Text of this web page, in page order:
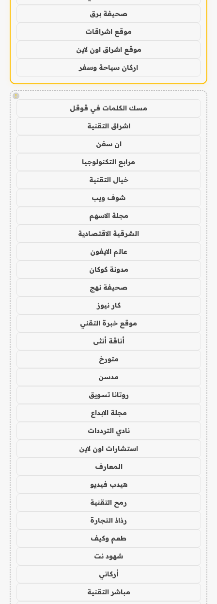
صحيفة برق
موقع اشراقات
موقع اشراق اون لاين
اركان سياحة وسفر
!
مسك الكلمات في قوقل
اشراق التقنية
ان سفن
مرابع التكنولوجيا
خيال التقنية
شوف ويب
مجلة الاسهم
الشرقية الاقتصادية
عالم الايفون
مدونة كوكان
صحيفة نهج
كار نيوز
موقع خبرة التقني
أناقة أنثى
متورخ
مدسن
روتانا تسويق
مجلة الابداع
نادي الترددات
استشارات اون لاين
المعارف
هيدب فيديو
رمح التقنية
رذاذ التجارة
طعم وكيف
شهود نت
أركاني
مباشر التقنية